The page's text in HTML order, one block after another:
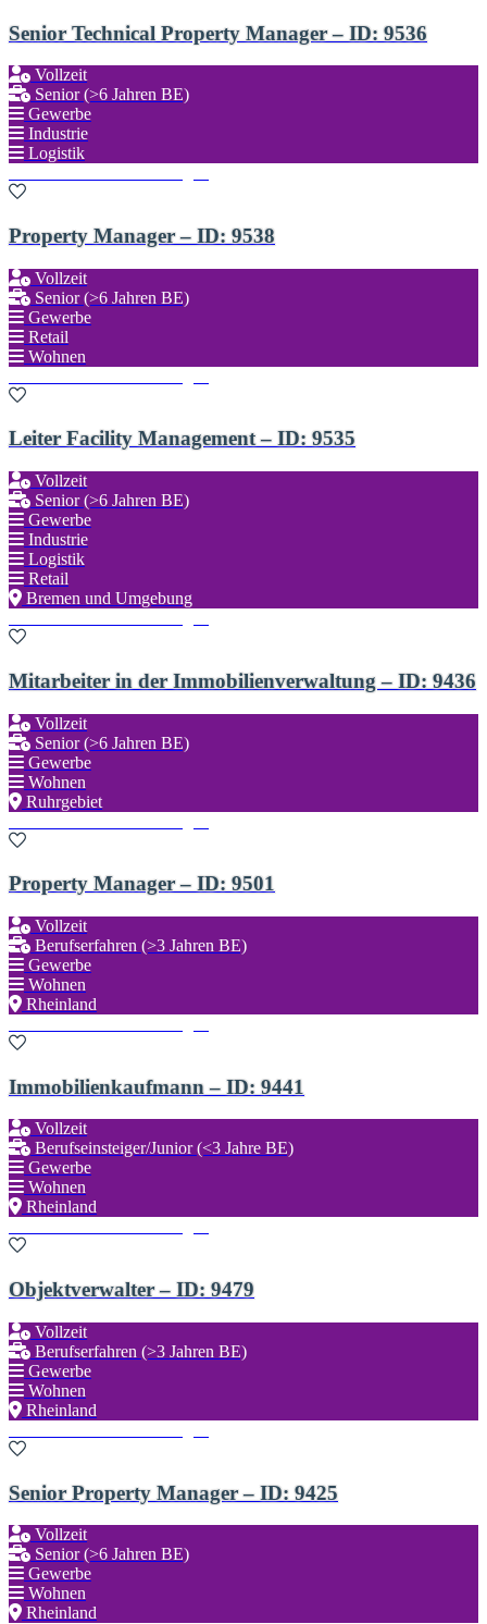
Senior Technical Property Manager – ID: 9536
Vollzeit
Senior (>6 Jahren BE)
Gewerbe
Industrie
Logistik
Property Manager – ID: 9538
Vollzeit
Senior (>6 Jahren BE)
Gewerbe
Retail
Wohnen
Leiter Facility Management – ID: 9535
Vollzeit
Senior (>6 Jahren BE)
Gewerbe
Industrie
Logistik
Retail
Bremen und Umgebung
Mitarbeiter in der Immobilienverwaltung – ID: 9436
Vollzeit
Senior (>6 Jahren BE)
Gewerbe
Wohnen
Ruhrgebiet
Property Manager – ID: 9501
Vollzeit
Berufserfahren (>3 Jahren BE)
Gewerbe
Wohnen
Rheinland
Immobilienkaufmann – ID: 9441
Vollzeit
Berufseinsteiger/Junior (<3 Jahre BE)
Gewerbe
Wohnen
Rheinland
Objektverwalter – ID: 9479
Vollzeit
Berufserfahren (>3 Jahren BE)
Gewerbe
Wohnen
Rheinland
Senior Property Manager – ID: 9425
Vollzeit
Senior (>6 Jahren BE)
Gewerbe
Wohnen
Rheinland